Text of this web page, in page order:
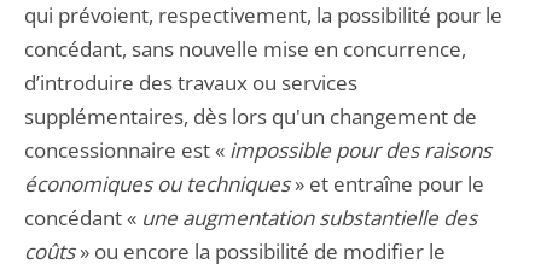
qui prévoient, respectivement, la possibilité pour le
concédant, sans nouvelle mise en concurrence,
d’introduire des travaux ou services
supplémentaires, dès lors qu'un changement de
concessionnaire est « impossible pour des raisons
économiques ou techniques» et entraîne pour le
concédant « une augmentation substantielle des
coûts» ou encore la possibilité de modifier le